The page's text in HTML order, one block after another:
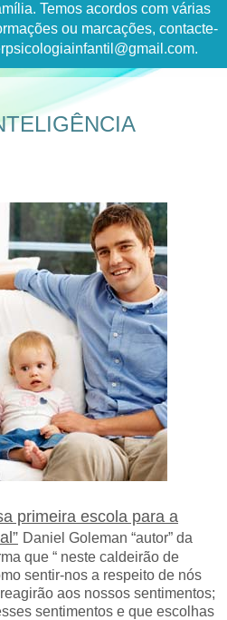
Temos acordos com várias
ou marcações, contacte-
primeira escola para a
Daniel Goleman “autor” da
que “ neste caldeirão de
sentir-nos a respeito de nós
aos nossos sentimentos;
sentimentos e que escolhas